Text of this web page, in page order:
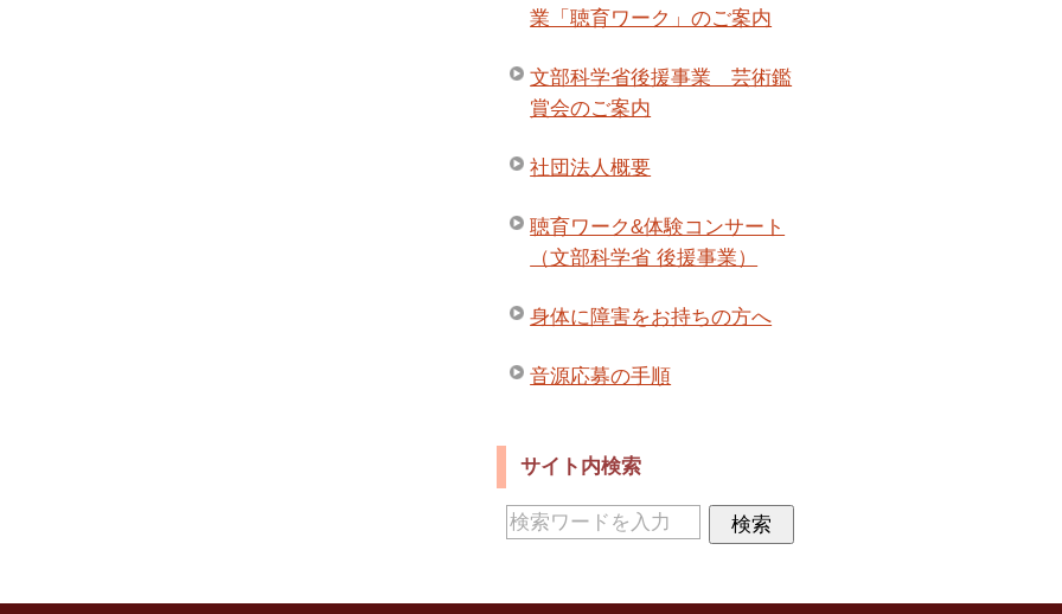
業「聴育ワーク」のご案内
文部科学省後援事業 芸術鑑
賞会のご案内
社団法人概要
聴育ワーク&体験コンサート
（文部科学省 後援事業）
身体に障害をお持ちの方へ
音源応募の手順
サイト内検索